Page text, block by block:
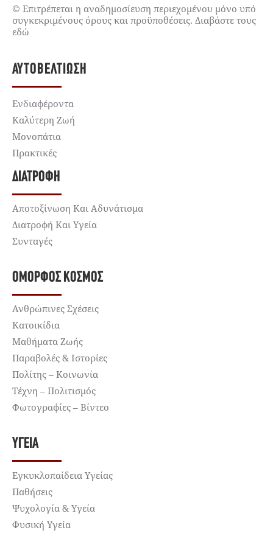
© Επιτρέπεται η αναδημοσίευση περιεχομένου μόνο υπό
συγκεκριμένους όρους και προϋποθέσεις. Διαβάστε τους
εδώ
ΑΥΤΟΒΕΛΤΊΩΣΗ
Ενδιαφέροντα
Καλύτερη Ζωή
Μονοπάτια
Πρακτικές
ΔΙΑΤΡΟΦΉ
Αποτοξίνωση Και Αδυνάτισμα
Διατροφή Και Υγεία
Συνταγές
ΌΜΟΡΦΟΣ ΚΌΣΜΟΣ
Ανθρώπινες Σχέσεις
Κατοικίδια
Μαθήματα Ζωής
Παραβολές & Ιστορίες
Πολίτης – Κοινωνία
Τέχνη – Πολιτισμός
Φωτογραφίες – Βίντεο
ΥΓΕΊΑ
Εγκυκλοπαίδεια Υγείας
Παθήσεις
Ψυχολογία & Υγεία
Φυσική Υγεία